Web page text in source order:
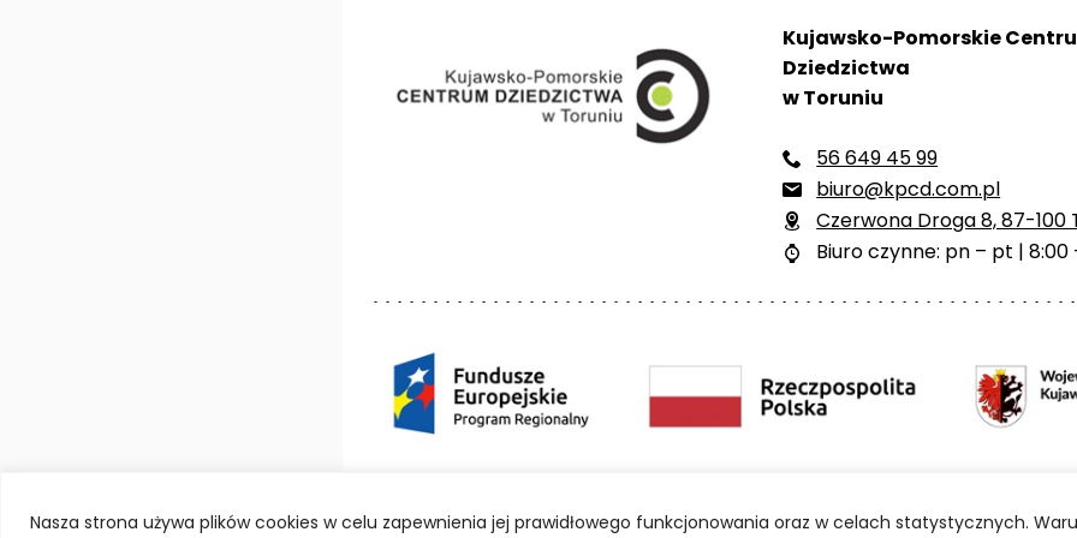
Nasza strona używa plików cookies w celu zapewnienia jej prawidłowego funkcjonowania oraz w celach statystycznych.
Kujawsko-Pomorskie
Dziedzictwa
w Toruniu
 56 649 45 99
 biuro@kpcd.com.pl
 Czerwona Droga 8, 87-100
 Biuro czynne: pn – pt | 8:00
Deklaracja dostępności Polityka prywatności Mapa strony BIP